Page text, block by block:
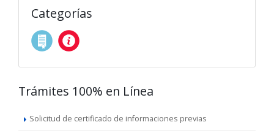
Categorías
Trámites 100% en Línea
Solicitud de certificado de informaciones previas